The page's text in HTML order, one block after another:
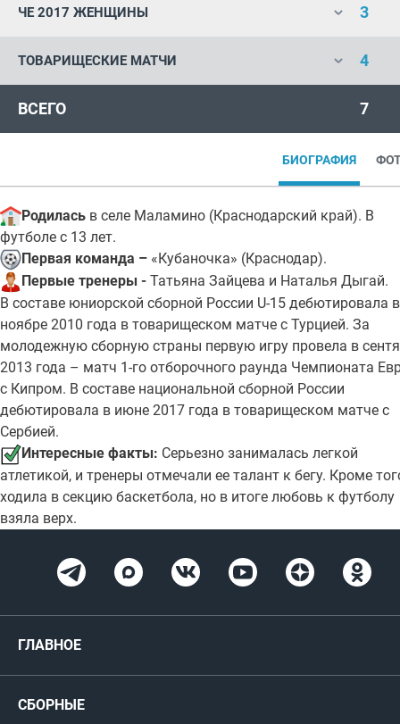
ЧЕ 2017 ЖЕНЩИНЫ 3
ТОВАРИЩЕСКИЕ МАТЧИ 4
ВСЕГО 7
БИОГРАФИЯ
Родилась в селе Маламино (Краснодарский край). В
футболе с 13 лет.
Первая команда – «Кубаночка» (Краснодар).
Первые тренеры - Татьяна Зайцева и Наталья Дыгай.
В составе юниорской сборной России U-15 дебютировала в
ноябре 2010 года в товарищеском матче с Турцией. За
молодежную сборную страны первую игру провела в
2013 года – матч 1-го отборочного раунда Чемпионата
с Кипром. В составе национальной сборной России
дебютировала в июне 2017 года в товарищеском матче с
Сербией.
Интересные факты: Серьезно занималась легкой
атлетикой, и тренеры отмечали ее талант к бегу. Кроме
ходила в секцию баскетбола, но в итоге любовь к футболу
взяла верх.
ГЛАВНОЕ
СБОРНЫЕ